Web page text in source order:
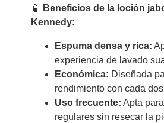
🧴
Beneficios de la loción
Kennedy:
Espuma densa y rica:
experiencia de lavado
Económica: Diseñada
rendimiento con cada
Uso frecuente: Apta
regulares sin resecar la